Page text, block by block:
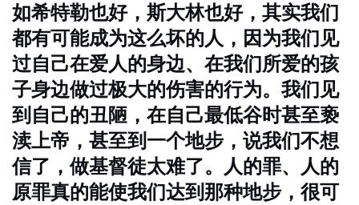
如希特勒也好，斯大林也好，其实我们
都有可能成为这么坏的人，因为我们见
过自己在爱人的身边、在我们所爱的孩
子身边做过极大的伤害的行为。我们见
到自己的丑陋，在自己最低谷时甚至亵
渎上帝，甚至到一个地步，说我们不想
信了，做基督徒太难了。人的罪、人的
原罪真的能使我们达到那种地步，很可